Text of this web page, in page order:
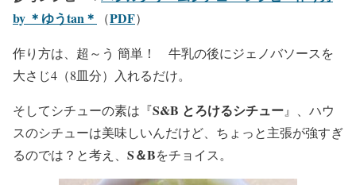
by ＊ゆうtan＊
（PDF）
作り方は、超～う 簡単！ 牛乳の後にジェノバソースを
大さじ4（8皿分）入れるだけ。
そしてシチューの素は『S&B とろけるシチュー』、ハウ
スのシチューは美味しいんだけど、ちょっと主張が強すぎ
るのでは？と考え、 S＆Bをチョイス。